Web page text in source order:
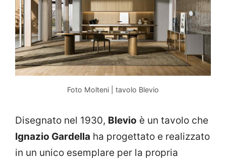
Foto Molteni | tavolo Blevio
Disegnato nel 1930, Blevio è un tavolo che
Ignazio Gardella ha progettato e realizzato
in un unico esemplare per la propria